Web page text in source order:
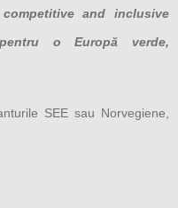
and inclusive
o Europă verde,
SEE sau Norvegiene,